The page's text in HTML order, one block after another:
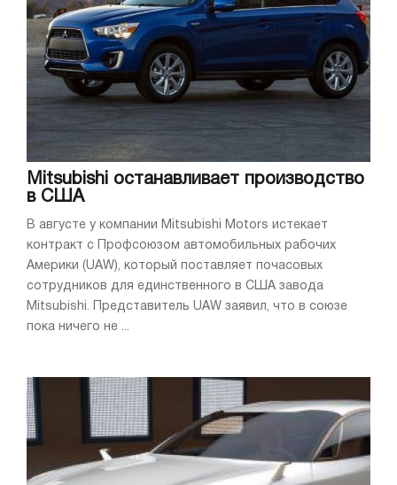
Mitsubishi останавливает производство
в США
В августе у компании Mitsubishi Motors истекает
контракт с Профсоюзом автомобильных рабочих
Америки (UAW), который поставляет почасовых
сотрудников для единственного в США завода
Mitsubishi. Представитель UAW заявил, что в союзе
пока ничего не ...